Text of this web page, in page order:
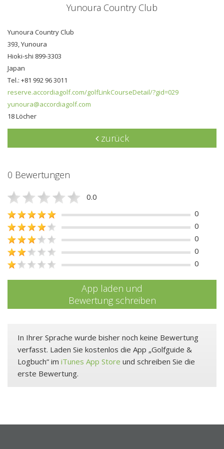
Yunoura Country Club
Yunoura Country Club
393, Yunoura
Hioki-shi 899-3303
Japan
Tel.: +81 992 96 3011
reserve.accordiagolf.com/golfLinkCourseDetail/?gid=029
yunoura@accordiagolf.com
18 Löcher
zurück
0 Bewertungen
0.0
0
0
0
0
0
App laden und
Bewertung schreiben
In Ihrer Sprache wurde bisher noch keine Bewertung
verfasst. Laden Sie kostenlos die App „Golfguide &
Logbuch“ im iTunes App Store und schreiben Sie die
erste Bewertung.